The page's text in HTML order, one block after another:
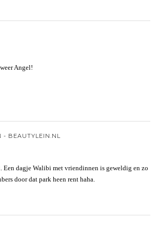
Angel!
- BEAUTYLEIN.NL
Een dagje Walibi met vriendinnen is geweldig en zo
door dat park heen rent haha.